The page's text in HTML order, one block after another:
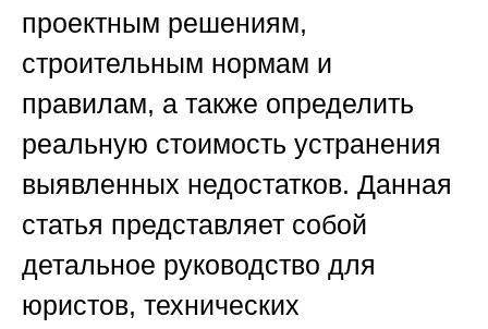
проектным решениям,
строительным нормам и
правилам, а также определить
реальную стоимость устранения
выявленных недостатков. Данная
статья представляет собой
детальное руководство для
юристов, технических